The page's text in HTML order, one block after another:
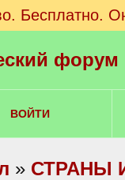
Бесплатно.
ВОЙТИ
» СТРАНЫ